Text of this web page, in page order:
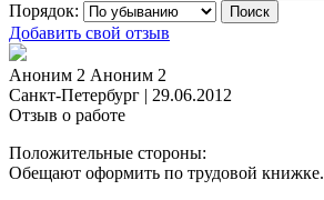
Порядок:
Добавить свой отзыв
Аноним 2 Аноним 2
Санкт-Петербург | 29.06.2012
Отзыв о работе
Положительные стороны:
Обещают оформить по трудовой книжке.